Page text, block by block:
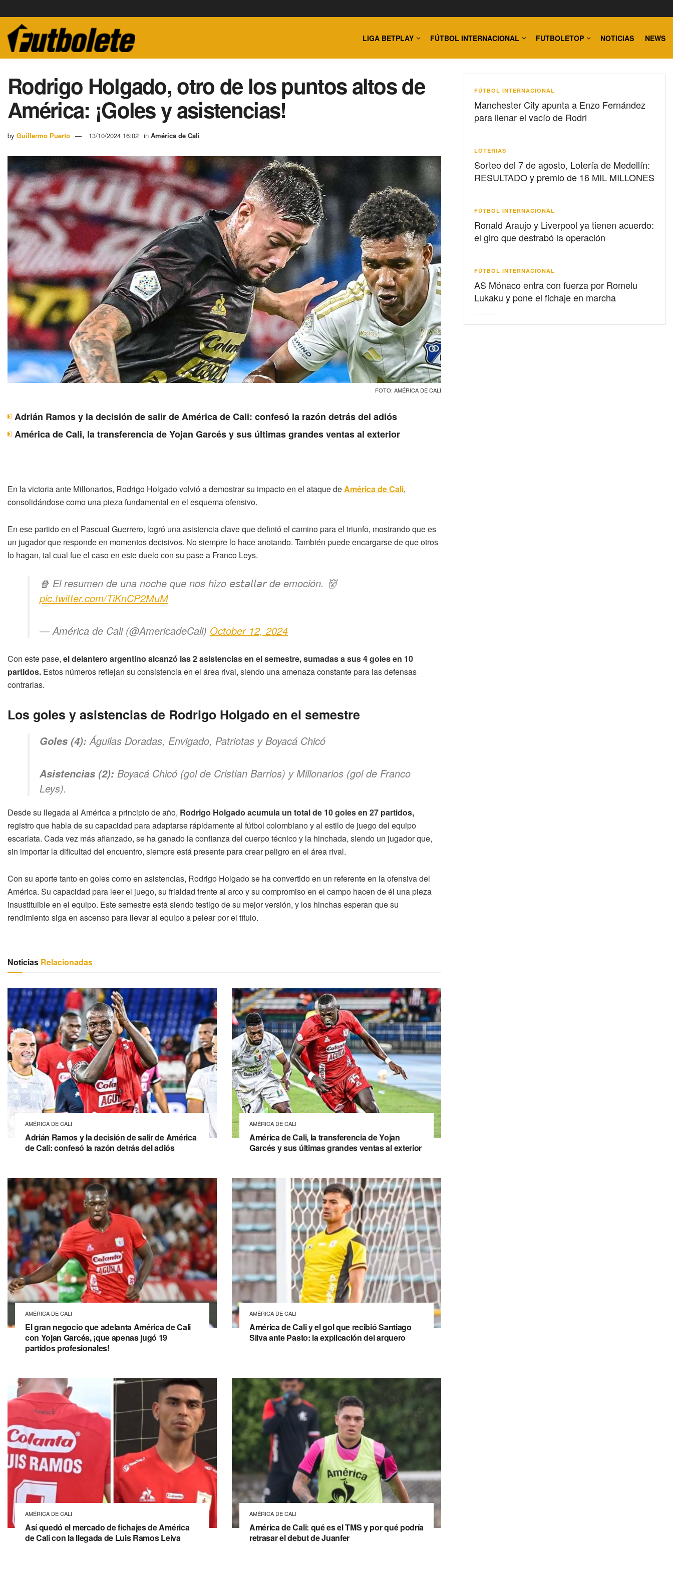
LIGA BETPLAY FÚTBOL INTERNACIONAL FUTBOLETOP NOTICIAS NEWS
Rodrigo Holgado, otro de los puntos altos de
América: ¡Goles y asistencias!
by Guillermo Puerto 13/10/2024 16:02 in América de Cali
FOTO: AMÉRICA DE CALI
Adrián Ramos y la decisión de salir de América de Cali: confesó la razón detrás del adiós
América de Cali, la transferencia de Yojan Garcés y sus últimas grandes ventas al exterior
En la victoria ante Millonarios, Rodrigo Holgado volvió a demostrar su impacto en el ataque deAmérica de Cali,
consolidándose como una pieza fundamental en el esquema ofensivo.
En ese partido en el Pascual Guerrero, logró una asistencia clave que definió el camino para el triunfo, mostrando que es
un jugador que responde en momentos decisivos. No siempre lo hace anotando. También puede encargarse de que otros
lo hagan, tal cual fue el caso en este duelo con su pase a Franco Leys.
🍿 El resumen de una noche que nos hizo 𝘦𝘴𝘵𝘢𝘭𝘭𝘢𝘳 de emoción. 👹
pic.twitter.com/TiKnCP2MuM
— América de Cali (@AmericadeCali) October 12, 2024
Con este pase, el delantero argentino alcanzó las 2 asistencias en el semestre, sumadas a sus 4 goles en 10
partidos. Estos números reflejan su consistencia en el área rival, siendo una amenaza constante para las defensas
contrarias.
Los goles y asistencias de Rodrigo Holgado en el semestre
Goles (4): Águilas Doradas, Envigado, Patriotas y Boyacá Chicó
Asistencias (2): Boyacá Chicó (gol de Cristian Barrios) y Millonarios (gol de Franco
Leys).
Desde su llegada al América a principio de año, Rodrigo Holgado acumula un total de 10 goles en 27 partidos,
registro que habla de su capacidad para adaptarse rápidamente al fútbol colombiano y al estilo de juego del equipo
escarlata. Cada vez más afianzado, se ha ganado la confianza del cuerpo técnico y la hinchada, siendo un jugador que,
sin importar la dificultad del encuentro, siempre está presente para crear peligro en el área rival.
Con su aporte tanto en goles como en asistencias, Rodrigo Holgado se ha convertido en un referente en la ofensiva del
América. Su capacidad para leer el juego, su frialdad frente al arco y su compromiso en el campo hacen de él una pieza
insustituible en el equipo. Este semestre está siendo testigo de su mejor versión, y los hinchas esperan que su
rendimiento siga en ascenso para llevar al equipo a pelear por el título.
Noticias Relacionadas
AMÉRICA DE CALI
Adrián Ramos y la decisión de salir de América
de Cali: confesó la razón detrás del adiós
AMÉRICA DE CALI
América de Cali, la transferencia de Yojan
Garcés y sus últimas grandes ventas al exterior
AMÉRICA DE CALI
El gran negocio que adelanta América de Cali
con Yojan Garcés, ¡que apenas jugó 19
partidos profesionales!
AMÉRICA DE CALI
América de Cali y el gol que recibió Santiago
Silva ante Pasto: la explicación del arquero
AMÉRICA DE CALI
Así quedó el mercado de fichajes de América
de Cali con la llegada de Luis Ramos Leiva
AMÉRICA DE CALI
América de Cali: qué es el TMS y por qué podría
retrasar el debut de Juanfer
FÚTBOL INTERNACIONAL
Manchester City apunta a Enzo Fernández
para llenar el vacío de Rodri
LOTERIAS
Sorteo del 7 de agosto, Lotería de Medellín:
RESULTADO y premio de 16 MIL MILLONES
FÚTBOL INTERNACIONAL
Ronald Araujo y Liverpool ya tienen acuerdo:
el giro que destrabó la operación
FÚTBOL INTERNACIONAL
AS Mónaco entra con fuerza por Romelu
Lukaku y pone el fichaje en marcha